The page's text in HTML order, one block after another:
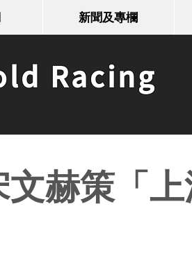
新聞及專欄
Racing
文赫策「